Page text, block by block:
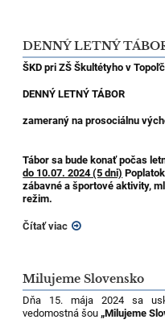
DENNÝ LETNÝ
ŠKD pri ZŠ Škultétyho v
DENNÝ LETNÝ TÁBOR
zameraný na prosociálnu
Tábor sa bude konať počas
do 10.07. 2024 (5 dni)
zábavné a športové aktivity,
režim.
Čítať viac
Milujeme Slovensko
Dňa 15. mája 2024 sa
vedomostná šou „Milujeme